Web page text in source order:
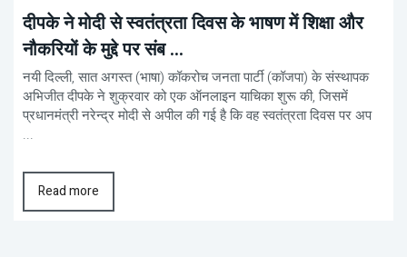
दीपके ने मोदी से स्वतंत्रता दिवस के भाषण में शिक्षा और
नौकरियों के मुद्दे पर संब ...
नयी दिल्ली, सात अगस्त (भाषा) कॉकरोच जनता पार्टी (कॉजपा) के संस्थापक
अभिजीत दीपके ने शुक्रवार को एक ऑनलाइन याचिका शुरू की, जिसमें
प्रधानमंत्री नरेन्द्र मोदी से अपील की गई है कि वह स्वतंत्रता दिवस पर अप
...
Read more